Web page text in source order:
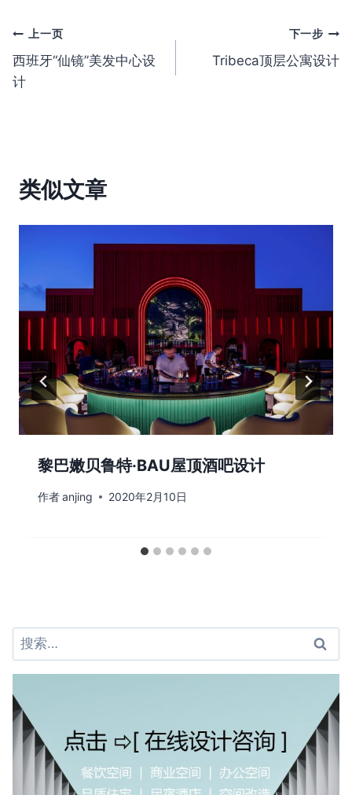
文
章
上一页
西班牙“仙镜”美发中心设
计
下一步
Tribeca顶层公寓设计
类似文章
黎巴嫩贝鲁特·BAU屋顶酒吧设计
作者anjing 2020年2月10日
搜
索：